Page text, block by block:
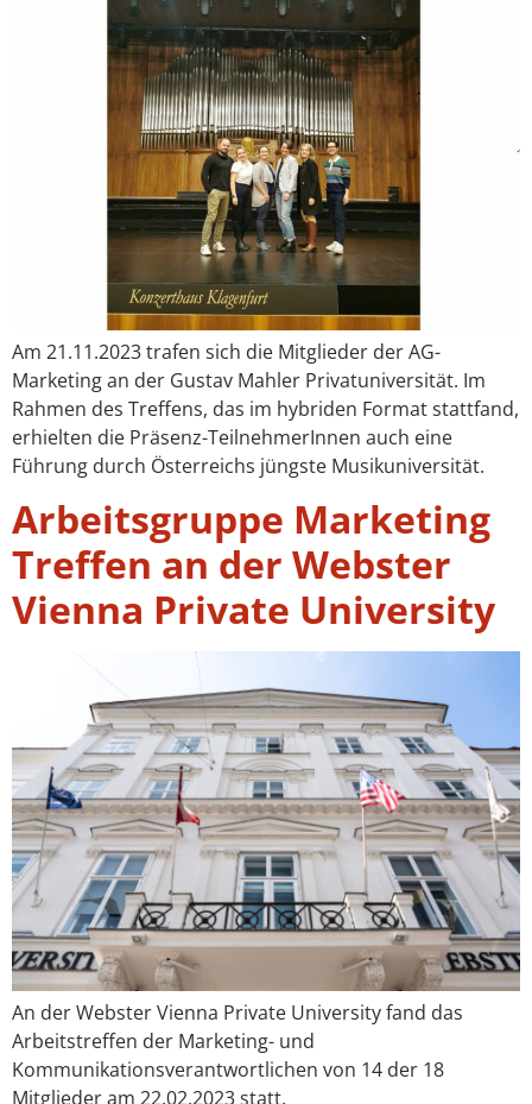
Am 21.11.2023 trafen sich die Mitglieder der AG-
Marketing an der Gustav Mahler Privatuniversität. Im
Rahmen des Treffens, das im hybriden Format stattfand,
erhielten die Präsenz-TeilnehmerInnen auch eine
Führung durch Österreichs jüngste Musikuniversität.
Arbeitsgruppe Marketing
Treffen an der Webster
Vienna Private University
An der Webster Vienna Private University fand das
Arbeitstreffen der Marketing- und
Kommunikationsverantwortlichen von 14 der 18
Mitglieder am 22.02.2023 statt.